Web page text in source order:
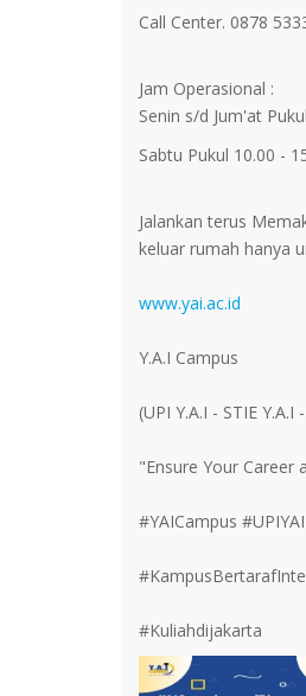
Call Center. 0878
Jam Operasional :
Senin s/d Jum'at
Sabtu Pukul 10.00 -
Jalankan terus
keluar rumah hanya
www.yai.ac.id
Y.A.I Campus
(UPI Y.A.I - STIE Y.A.I
"Ensure Your Career
#YAICampus
#Kuliahdijakarta